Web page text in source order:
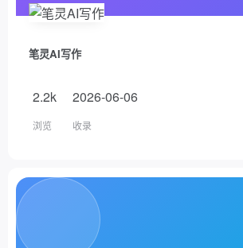
笔灵AI写作
2.2k
浏览
2026-06-06
收录